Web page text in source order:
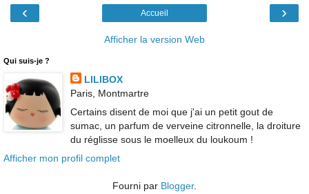
‹ ›
Accueil
Afficher la version Web
Qui suis-je ?
LILIBOX
Paris, Montmartre
Certains disent de moi que j'ai un petit gout de
sumac, un parfum de verveine citronnelle, la droiture
du réglisse sous le moelleux du loukoum !
Afficher mon profil complet
Fourni par Blogger.